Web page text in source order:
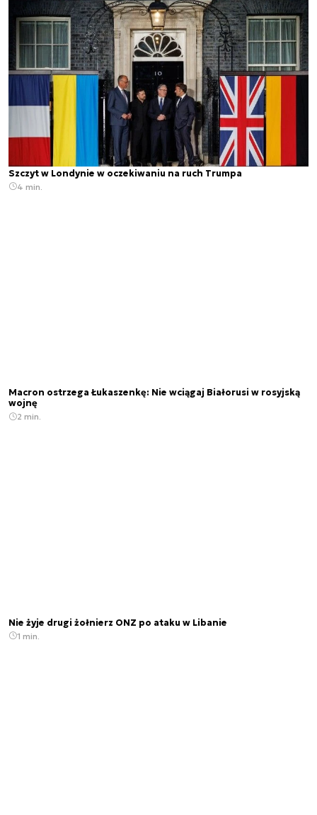
Szczyt w Londynie w oczekiwaniu na ruch Trumpa
4 min.
Macron ostrzega Łukaszenkę: Nie wciągaj Białorusi w rosyjską
wojnę
2 min.
Nie żyje drugi żołnierz ONZ po ataku w Libanie
1 min.